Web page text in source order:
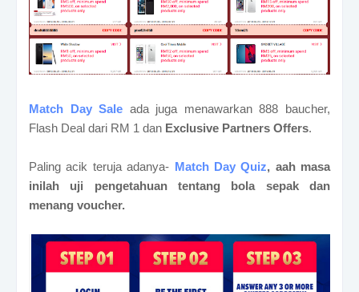
Match Day Sale ada juga menawarkan 888 baucher,
Flash Deal dari RM 1 dan Exclusive Partners Offers.
Paling acik teruja adanya- Match Day Quiz, aah masa
inilah uji pengetahuan tentang bola sepak dan
menang voucher.